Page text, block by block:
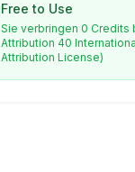
Free to Use
Sie verbringen 0 Credits
Attribution 40
Attribution License)